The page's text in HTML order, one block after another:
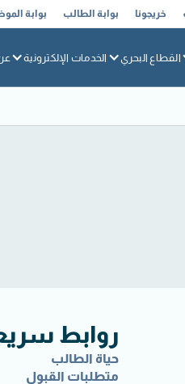
خريجونا بوابة الطالب بوابة
القطاع البحري الخدمات الإلكترونية
روابط
حياة الطالب
متطلبات القبول